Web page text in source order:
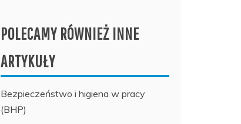
POLECAMY RÓWNIEŻ INNE
ARTYKUŁY
Bezpieczeństwo i higiena w pracy
(BHP)